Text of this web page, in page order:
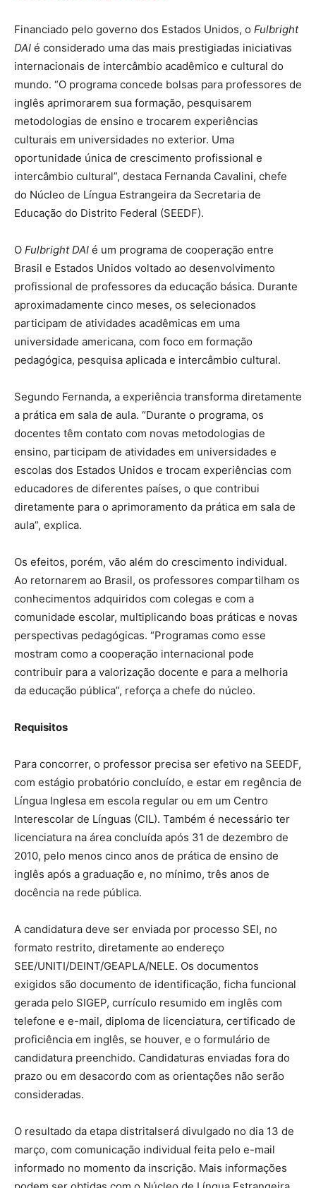
Financiado pelo governo dos Estados Unidos, o Fulbright
DAI é considerado uma das mais prestigiadas iniciativas
internacionais de intercâmbio acadêmico e cultural do
mundo. “O programa concede bolsas para professores de
inglês aprimorarem sua formação, pesquisarem
metodologias de ensino e trocarem experiências
culturais em universidades no exterior. Uma
oportunidade única de crescimento profissional e
intercâmbio cultural”, destaca Fernanda Cavalini, chefe
do Núcleo de Língua Estrangeira da Secretaria de
Educação do Distrito Federal (SEEDF).
O Fulbright DAI é um programa de cooperação entre
Brasil e Estados Unidos voltado ao desenvolvimento
profissional de professores da educação básica. Durante
aproximadamente cinco meses, os selecionados
participam de atividades acadêmicas em uma
universidade americana, com foco em formação
pedagógica, pesquisa aplicada e intercâmbio cultural.
Segundo Fernanda, a experiência transforma diretamente
a prática em sala de aula. “Durante o programa, os
docentes têm contato com novas metodologias de
ensino, participam de atividades em universidades e
escolas dos Estados Unidos e trocam experiências com
educadores de diferentes países, o que contribui
diretamente para o aprimoramento da prática em sala de
aula”, explica.
Os efeitos, porém, vão além do crescimento individual.
Ao retornarem ao Brasil, os professores compartilham os
conhecimentos adquiridos com colegas e com a
comunidade escolar, multiplicando boas práticas e novas
perspectivas pedagógicas. “Programas como esse
mostram como a cooperação internacional pode
contribuir para a valorização docente e para a melhoria
da educação pública”, reforça a chefe do núcleo.
Requisitos
Para concorrer, o professor precisa ser efetivo na SEEDF,
com estágio probatório concluído, e estar em regência de
Língua Inglesa em escola regular ou em um Centro
Interescolar de Línguas (CIL). Também é necessário ter
licenciatura na área concluída após 31 de dezembro de
2010, pelo menos cinco anos de prática de ensino de
inglês após a graduação e, no mínimo, três anos de
docência na rede pública.
A candidatura deve ser enviada por processo SEI, no
formato restrito, diretamente ao endereço
SEE/UNITI/DEINT/GEAPLA/NELE. Os documentos
exigidos são documento de identificação, ficha funcional
gerada pelo SIGEP, currículo resumido em inglês com
telefone e e-mail, diploma de licenciatura, certificado de
proficiência em inglês, se houver, e o formulário de
candidatura preenchido. Candidaturas enviadas fora do
prazo ou em desacordo com as orientações não serão
consideradas.
O resultado da etapa distritalserá divulgado no dia 13 de
março, com comunicação individual feita pelo e-mail
informado no momento da inscrição. Mais informações